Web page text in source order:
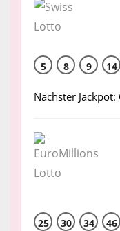
5 8 9 14
Nächster
25 30 34 46